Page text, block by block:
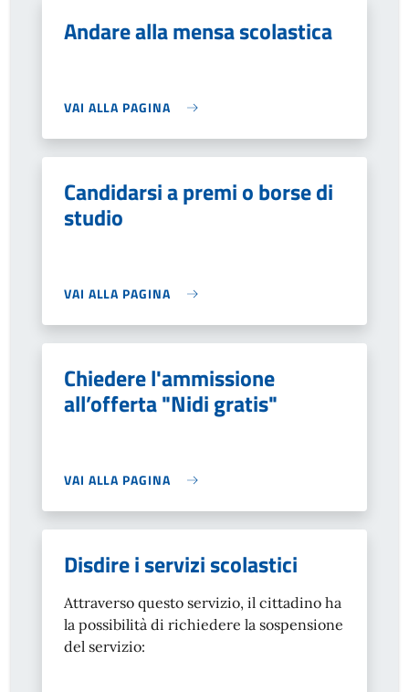
Andare alla mensa scolastica
VAI ALLA PAGINA
Candidarsi a premi o borse di
studio
VAI ALLA PAGINA
Chiedere l'ammissione
all’offerta "Nidi gratis"
VAI ALLA PAGINA
Disdire i servizi scolastici
Attraverso questo servizio, il cittadino ha
la possibilità di richiedere la sospensione
del servizio: